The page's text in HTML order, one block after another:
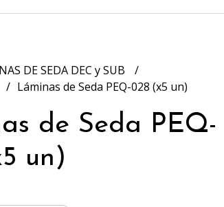
DE SEDA DEC y SUB
Láminas de Seda PEQ-028 (x5 un)
de Seda PEQ-
un)